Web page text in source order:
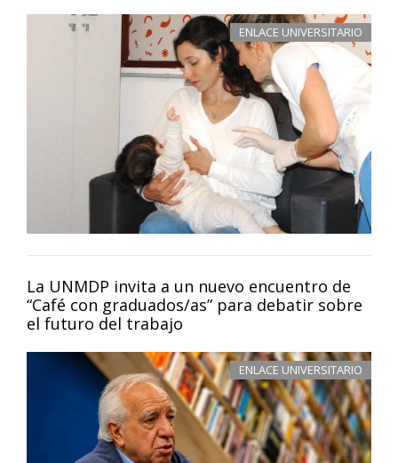
ENLACE UNIVERSITARIO
La UNMDP invita a un nuevo encuentro de
“Café con graduados/as” para debatir sobre
el futuro del trabajo
ENLACE UNIVERSITARIO